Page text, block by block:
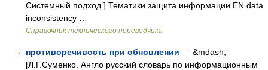
Системный подход.] Тематики защита информации EN data
inconsistency …
Справочник технического переводчика
7 противоречивость при обновлении — &mdash;
[Л.Г.Суменко. Англо русский словарь по информационным